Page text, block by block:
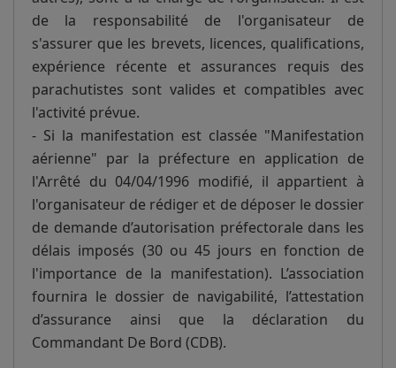
de la responsabilité de l'organisateur de
s'assurer que les brevets, licences, qualifications,
expérience récente et assurances requis des
parachutistes sont valides et compatibles avec
l'activité prévue.
- Si la manifestation est classée "Manifestation
aérienne" par la préfecture en application de
l'Arrêté du 04/04/1996 modifié, il appartient à
l'organisateur de rédiger et de déposer le dossier
de demande d’autorisation préfectorale dans les
délais imposés (30 ou 45 jours en fonction de
l'importance de la manifestation). L’association
fournira le dossier de navigabilité, l’attestation
d’assurance ainsi que la déclaration du
Commandant De Bord (CDB).